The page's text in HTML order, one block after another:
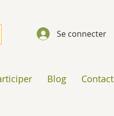
Se connecter
Blog Contact